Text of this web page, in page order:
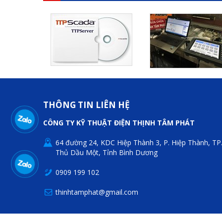
THÔNG TIN LIÊN HỆ
CÔNG TY KỸ THUẬT ĐIỆN THỊNH TÂM PHÁT
64 đường 24, KDC Hiệp Thành 3, P. Hiệp Thành, TP.
Thủ Dầu Một, Tỉnh Bình Dương
0909 199 102
thinhtamphat@gmail.com